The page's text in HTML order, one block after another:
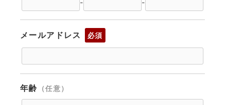
- -
メールアドレス 必須
年齢 （任意）